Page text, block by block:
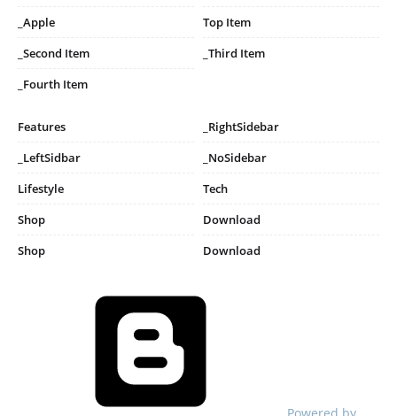
_Apple
Top Item
_Second Item
_Third Item
_Fourth Item
Features
_RightSidebar
_LeftSidbar
_NoSidebar
Lifestyle
Tech
Shop
Download
Shop
Download
Powered by